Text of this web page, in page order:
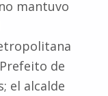
mantuvo
de
el alcalde